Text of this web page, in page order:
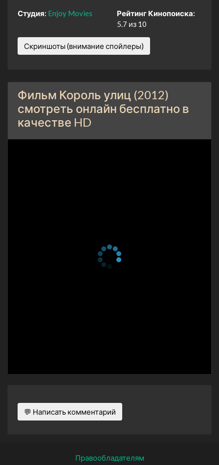
Студия: Enjoy Movies
Рейтинг Кинопоиска:
5.7 из 10
Скриншоты (внимание спойлеры)
Фильм Король улиц (2012)
смотреть онлайн бесплатно в
качестве HD
💬 Написать комментарий
Правообладателям